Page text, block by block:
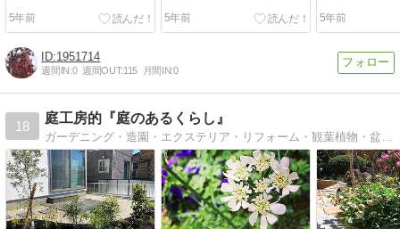
5年前 5年前 5年前
1951714
週間IN:0 週間OUT:115 月間IN:0
18
庭工房的『庭のあるくらし』
ガーデニング・造園・エクステリア・リフォーム・観葉植物・盆栽等、生活空間を自然との暮らしを楽しむ「豊かな庭空間」にするための、プランニング、設計、施工、管理等を行っています。名古屋市名東区と岐阜県可児市に設計室を設けています。